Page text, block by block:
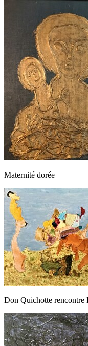
Maternité dorée
Don Quichotte rencontre